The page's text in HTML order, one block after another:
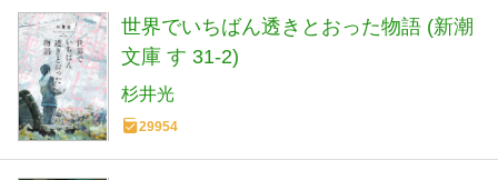
世界でいちばん透きとおった物語 (新潮
文庫 す 31-2)
杉井光
29954